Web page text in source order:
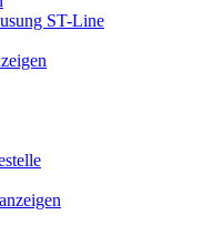
ST-Line